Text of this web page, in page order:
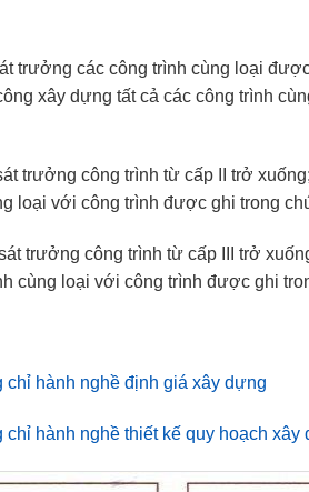
trưởng các công trình cùng loại
xây dựng tất cả các công trình
trưởng công trình từ cấp II trở
loại với công trình được ghi trong
trưởng công trình từ cấp III trở
cùng loại với công trình được ghi
hành nghề định giá xây dựng
hành nghề thiết kế quy hoạch xây